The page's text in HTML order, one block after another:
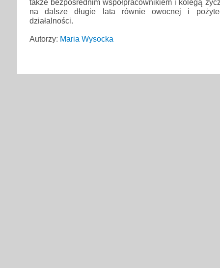
także bezpośrednim współpracownikiem i kolegą
na dalsze długie lata równie owocnej i
działalności.
Autorzy: Maria Wysocka